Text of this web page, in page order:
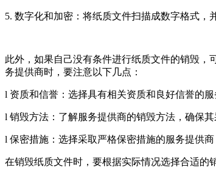
5. 数字化和加密：将纸质文件扫描成数字格式，
此外，如果自己没有条件进行纸质文件的销毁
务提供商时，要注意以下几点：
l 资质和信誉：选择具有相关资质和良好信誉的服
l 销毁方法：了解服务提供商的销毁方法，确保其
l 保密措施：选择采取严格保密措施的服务提供
在销毁纸质文件时，要根据实际情况选择合适的